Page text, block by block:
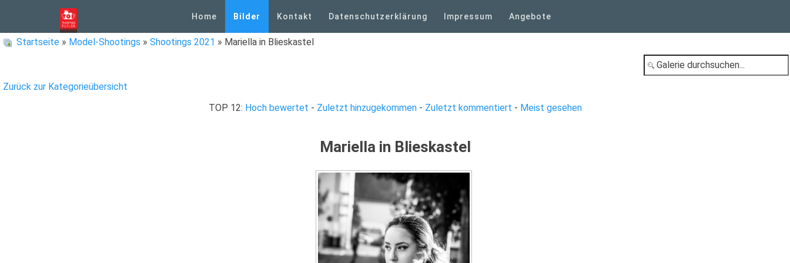
Home Bilder Kontakt Datenschutzerklärung Impressum Angebote
Startseite » Model-Shootings » Shootings 2021 » Mariella in Blieskastel
Zurück zur Kategorieübersicht
TOP 12: Hoch bewertet - Zuletzt hinzugekommen- Zuletzt kommentiert - Meist gesehen
Mariella in Blieskastel